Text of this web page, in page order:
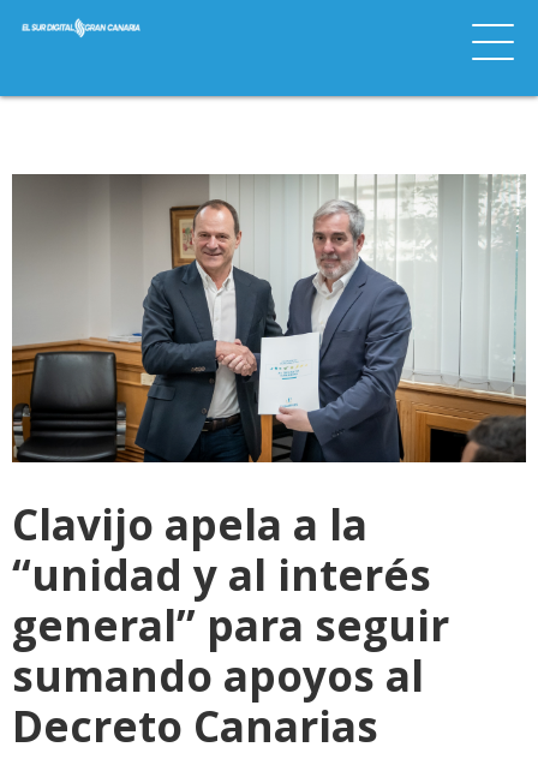
Clavijo apela a la
“unidad y al interés
general” para seguir
sumando apoyos al
Decreto Canarias